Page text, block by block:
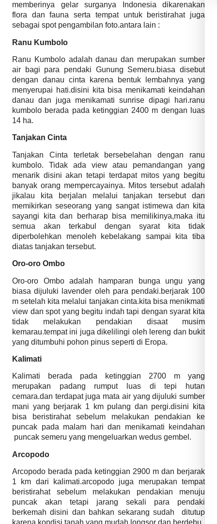
memberinya gelar surganya Indonesia dikarenakan
flora dan fauna serta tempat untuk beristirahat juga
sebagai spot pengambilan foto.antara lain :
Ranu Kumbolo
Ranu Kumbolo adalah danau dan merupakan sumber
air bagi para pendaki Gunung Semeru.biasa disebut
dengan danau cinta karena bentuk lembahnya yang
menyerupai hati.disini kita bisa menikamati keindahan
danau dan juga menikamati sunrise dipagi hari.ranu
kumbolo berada pada ketinggian 2400 m dengan luas
14 ha.
Tanjakan Cinta
Tanjakan Cinta terletak bersebelahan dengan ranu
kumbolo. Tidak ada view atau pemandangan yang
menarik disini akan tetapi terdapat mitos yang begitu
banyak orang mempercayainya. Mitos tersebut adalah
jikalau kita berjalan melalui tanjakan tersebut dan
memikirkan seseorang yang sangat istimewa dan kita
sayangi kita dan berharap bisa memilikinya,maka itu
semua akan terkabul dengan syarat kita tidak
diperbolehkan menoleh kebelakang sampai kita tiba
diatas tanjakan tersebut.
Oro-oro Ombo
Oro-oro Ombo adalah hamparan bunga ungu yang
biasa dijuluki lavender oleh para pendaki.berjarak 100
m setelah kita melalui tanjakan cinta.kita bisa menikmati
view dan spot yang begitu indah tapi dengan syarat kita
tidak melakukan pendakian disaat musim
kemarau.tempat ini juga dikelilingi oleh lereng dan bukit
yang ditumbuhi pohon pinus seperti di Eropa.
Kalimati
Kalimati berada pada ketinggian 2700 m yang
merupakan padang rumput luas di tepi hutan
cemara.dan terdapat juga mata air yang dijuluki sumber
mani yang berjarak 1 km pulang dan pergi.disini kita
bisa beristirahat sebelum melakukan pendakian ke
puncak pada malam hari dan menikamati keindahan
puncak semeru yang mengeluarkan wedus gembel.
Arcopodo
Arcopodo berada pada ketinggian 2900 m dan berjarak
1 km dari kalimati.arcopodo juga merupakan tempat
beristirahat sebelum melakukan pendakian menuju
puncak akan tetapi jarang sekali para pendaki
berkemah disini dan bahkan sekarang sudah ditutup
karena kondisi tanah yang mudah longsor dan berdebu.